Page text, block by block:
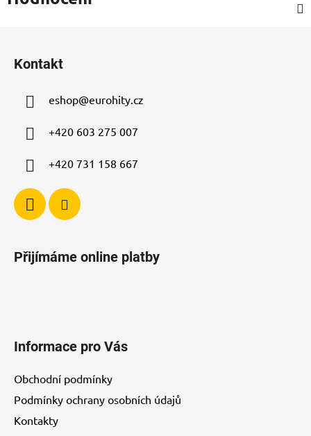
Kontakt
eshop@eurohity.cz
+420 603 275 007
+420 731 158 667
Přijímáme online platby
Informace pro Vás
Obchodní podmínky
Podmínky ochrany osobních údajů
Kontakty